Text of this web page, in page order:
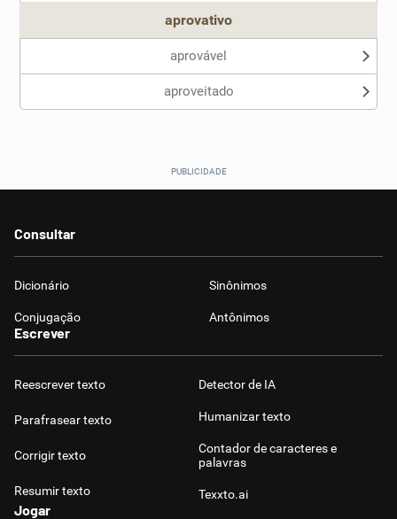
Dicionário
aprovativo
aprovável
aproveitado
Consultar
Dicionário Sinônimos
Conjugação Antônimos
Escrever
Reescrever texto
Parafrasear texto
Corrigir texto
Resumir texto
Detector de IA
Humanizar texto
Contador de caracteres e
palavras
Texxto.ai
Jogar